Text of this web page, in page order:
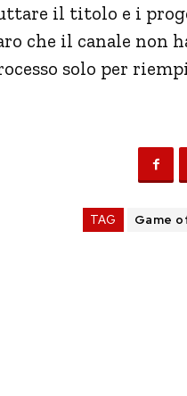
il titolo e i
che il canale non
solo per
TAG Game